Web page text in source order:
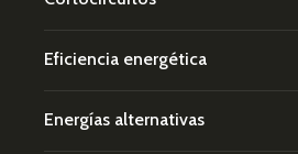
Eficiencia energética
Energías alternativas